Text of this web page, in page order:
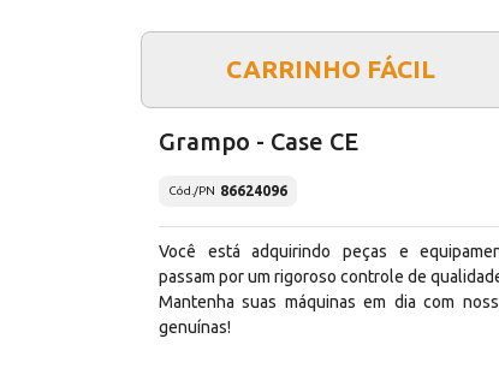
CARRINHO FÁCIL
Grampo - Case CE
Cód./PN 86624096
Você está adquirindo peças e
passam por um rigoroso controle de
Mantenha suas máquinas em dia com
genuínas!